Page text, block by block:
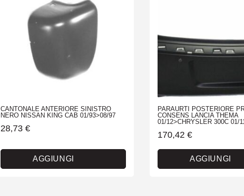
CANTONALE ANTERIORE SINISTRO
NERO NISSAN KING CAB 01/93>08/97
28,73 €
AGGIUNGI
PARAURTI POSTERIORE
CONSENS LANCIA THEMA
01/12>CHRYSLER 300C 01/
170,42 €
AGGIUNGI